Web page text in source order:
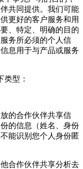
共同提供。我们可能
更好的客户服务和用
、特定、明确的目的
务所必须的个人信
息用于与产品或服务
型：
的合作伙伴共享信
的信息（姓名、身份
能识别您个人身份匿
合作伙伴共享分析去